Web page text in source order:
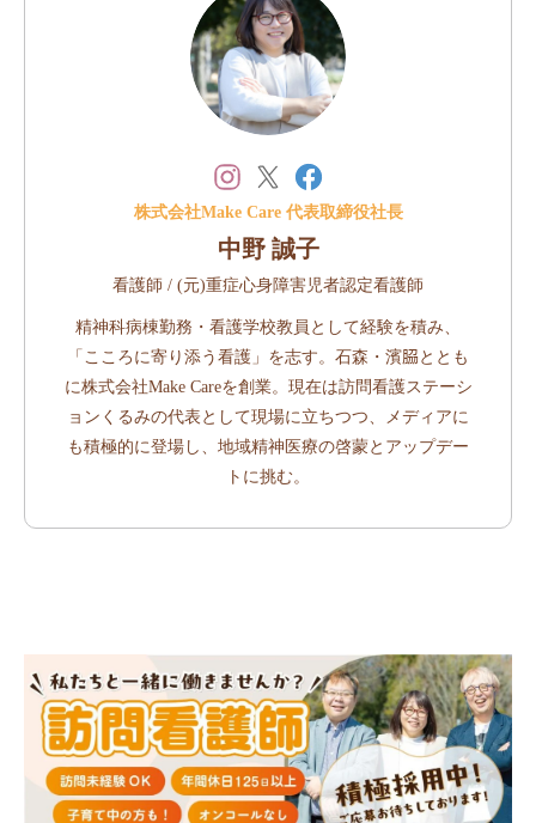
株式会社Make Care 代表取締役社長
中野 誠子
看護師 / (元)重症心身障害児者認定看護師
精神科病棟勤務・看護学校教員として経験を積み、
「こころに寄り添う看護」を志す。石森・濱𦚰ととも
に株式会社Make Careを創業。現在は訪問看護ステーシ
ョンくるみの代表として現場に立ちつつ、メディアに
も積極的に登場し、地域精神医療の啓蒙とアップデー
トに挑む。